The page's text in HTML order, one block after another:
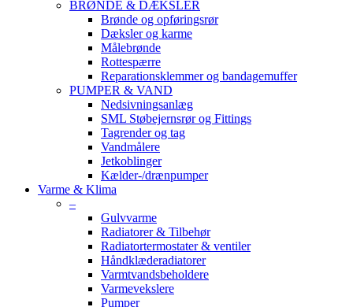
BRØNDE & DÆKSLER
Brønde og opføringsrør
Dæksler og karme
Målebrønde
Rottespærre
Reparationsklemmer og bandagemuffer
PUMPER & VAND
Nedsivningsanlæg
SML Støbejernsrør og Fittings
Tagrender og tag
Vandmålere
Jetkoblinger
Kælder-/drænpumper
Varme & Klima
–
Gulvvarme
Radiatorer & Tilbehør
Radiatortermostater & ventiler
Håndklæderadiatorer
Varmtvandsbeholdere
Varmevekslere
Pumper